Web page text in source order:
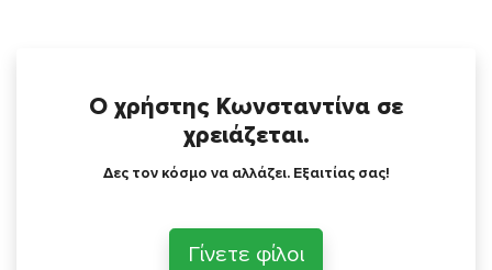
Ο χρήστης Κωνσταντίνα σε
χρειάζεται.
Δες τον κόσμο να αλλάζει. Εξαιτίας σας!
Γίνετε φίλοι